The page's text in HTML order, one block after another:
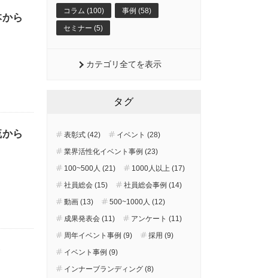
ら
ら
コラム (100) 事例 (58)
セミナー (5)
カテゴリ全てを表示
タグ
表彰式 (42)
イベント (28)
業界活性化イベント事例 (23)
100~500人 (21)
1000人以上 (17)
社員総会 (15)
社員総会事例 (14)
動画 (13)
500~1000人 (12)
成果発表会 (11)
アンケート (11)
周年イベント事例 (9)
採用 (9)
イベント事例 (9)
インナーブランディング (8)